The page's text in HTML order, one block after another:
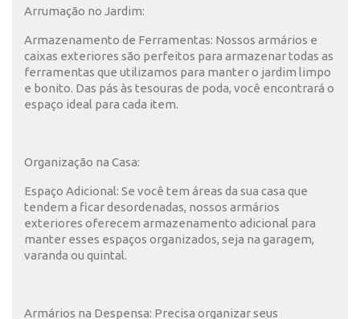
Arrumação no Jardim:
Armazenamento de Ferramentas: Nossos armários e
caixas exteriores são perfeitos para armazenar todas as
ferramentas que utilizamos para manter o jardim limpo
e bonito. Das pás às tesouras de poda, você encontrará o
espaço ideal para cada item.
Organização na Casa:
Espaço Adicional: Se você tem áreas da sua casa que
tendem a ficar desordenadas, nossos armários
exteriores oferecem armazenamento adicional para
manter esses espaços organizados, seja na garagem,
varanda ou quintal.
Armários na Despensa: Precisa organizar seus